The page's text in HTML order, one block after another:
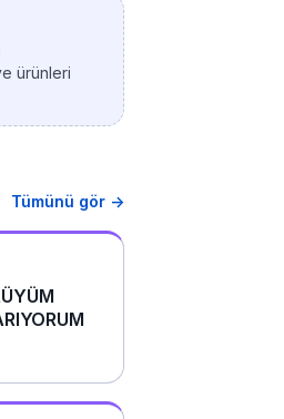
ürünleri
Tümünü gör →